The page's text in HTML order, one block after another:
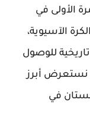
الأولى في
الآسيوية،
للوصول
نستعرض أبرز
في